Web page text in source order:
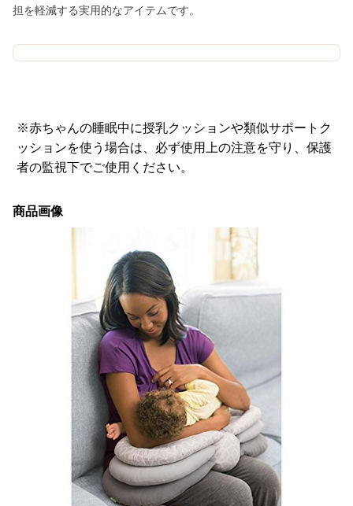
担を軽減する実用的なアイテムです。
※赤ちゃんの睡眠中に授乳クッションや類似サポートク
ッションを使う場合は、必ず使用上の注意を守り、保護
者の監視下でご使用ください。
商品画像